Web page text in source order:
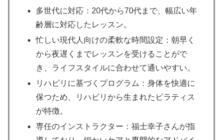
多世代に対応：20代から70代まで、幅広い年
齢層に対応したレッスン。
忙しい現代人向けの柔軟な時間設定：朝早く
から夜遅くまでレッスンを受けることがで
き、ライフスタイルに合わせて通いやすい。
リハビリに基づくプログラム：身体を快適に
保つため、リハビリから生まれたピラティス
が特徴。
専任のインストラクター：福士幸子さんが指